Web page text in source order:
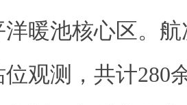
洋暖池核心区。
位观测，共计280